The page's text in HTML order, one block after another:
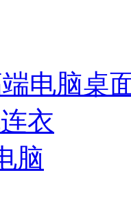
电脑桌